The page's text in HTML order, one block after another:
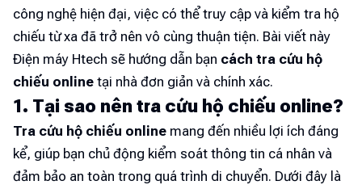
công nghệ hiện đại, việc có thể truy cập và kiểm tra hộ
chiếu từ xa đã trở nên vô cùng thuận tiện. Bài viết này
Điện máy Htech sẽ hướng dẫn bạn cách tra cứu hộ
chiếu online tại nhà đơn giản và chính xác.
1. Tại sao nên tra cứu hộ chiếu online?
Tra cứu hộ chiếu online mang đến nhiều lợi ích đáng
kể, giúp bạn chủ động kiểm soát thông tin cá nhân và
đảm bảo an toàn trong quá trình di chuyển. Dưới đây là